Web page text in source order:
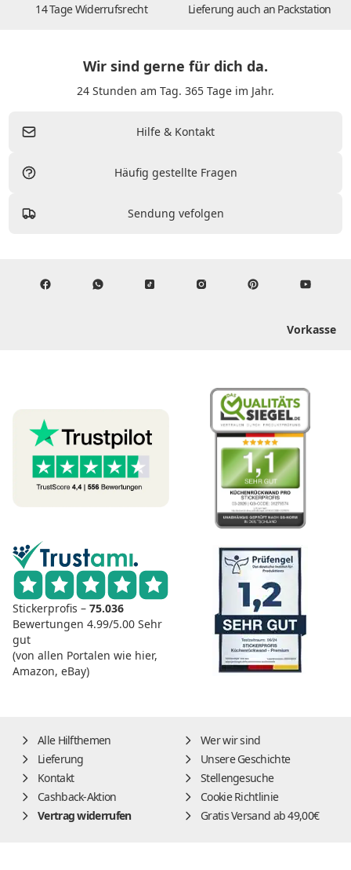
14 Tage Widerrufsrecht Lieferung auch an Packstation
Wir sind gerne für dich da.
24 Stunden am Tag. 365 Tage im Jahr.
Hilfe & Kontakt
Häufig gestellte Fragen
Sendung vefolgen
Vorkasse
Stickerprofis – 75.036
Bewertungen 4.99/5.00 Sehr
gut
(von allen Portalen wie hier,
Amazon, eBay)
Alle Hilfthemen
Wer wir sind
Lieferung
Unsere Geschichte
Kontakt
Stellengesuche
Cashback-Aktion
Cookie Richtlinie
Vertrag widerrufen
Gratis Versand ab 49,00€